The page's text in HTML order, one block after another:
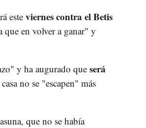
esteviernes contra el Betis
que en volver a ganar" y
y ha augurado queserá
no se "escapen" más
que no se había